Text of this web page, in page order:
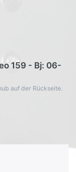
159 - Bj: 06-
auf der Rückseite.